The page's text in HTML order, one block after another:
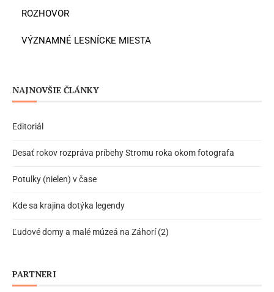
ROZHOVOR
VÝZNAMNÉ LESNÍCKE MIESTA
NAJNOVŠIE ČLÁNKY
Editoriál
Desať rokov rozpráva príbehy Stromu roka okom fotografa
Potulky (nielen) v čase
Kde sa krajina dotýka legendy
Ľudové domy a malé múzeá na Záhorí (2)
PARTNERI